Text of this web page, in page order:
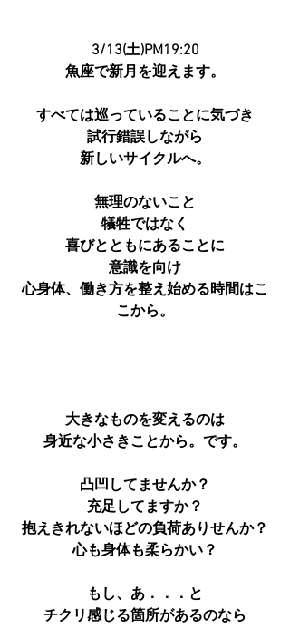
3/13(土)PM19:20
魚座で新月を迎えます。
すべては巡っていることに気づき
試行錯誤しながら
新しいサイクルへ。
無理のないこと
犠牲ではなく
喜びとともにあることに
意識を向け
心身体、働き方を整え始める時間はこ
こから。
大きなものを変えるのは
身近な小さきことから。です。
凸凹してませんか？
充足してますか？
抱えきれないほどの負荷ありせんか？
心も身体も柔らかい？
もし、あ．．．と
チクリ感じる箇所があるのなら